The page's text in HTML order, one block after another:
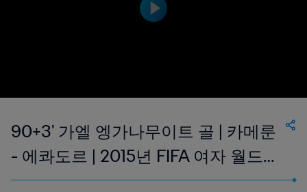
90+3' 가엘 엥가나무이트 골 | 카메룬
- 에콰도르 | 2015년 FIFA 여자 월드컵
캐나다